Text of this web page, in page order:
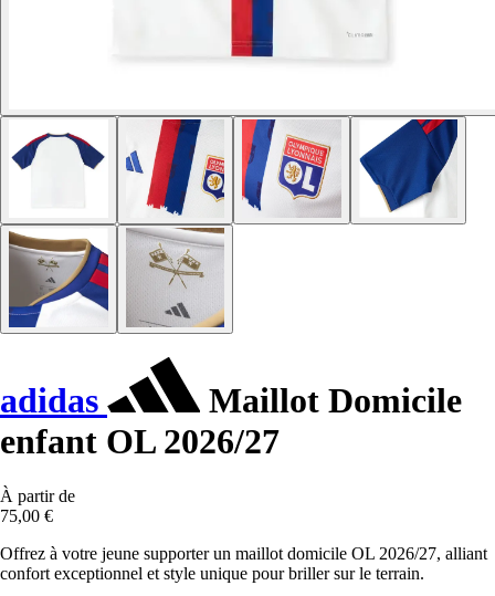
adidas
Maillot Domicile
enfant OL 2026/27
À partir de
75,00 €
Offrez à votre jeune supporter un maillot domicile OL 2026/27, alliant
confort exceptionnel et style unique pour briller sur le terrain.